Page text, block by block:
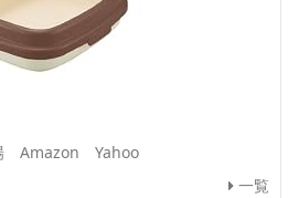
Amazon
Yahoo
一覧